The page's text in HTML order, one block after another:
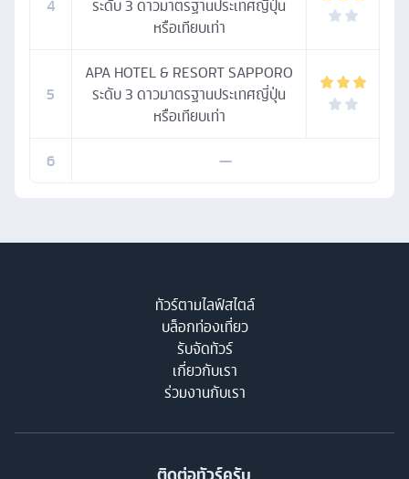
4
ระดับ 3 ดาวมาตรฐานประเทศญี่ปุ่น
หรือเทียบเท่า
5
APA HOTEL & RESORT SAPPORO
ระดับ 3 ดาวมาตรฐานประเทศญี่ปุ่น
หรือเทียบเท่า
6
—
ทัวร์ตามไลฟ์สไตล์
บล็อกท่องเที่ยว
รับจัดทัวร์
เกี่ยวกับเรา
ร่วมงานกับเรา